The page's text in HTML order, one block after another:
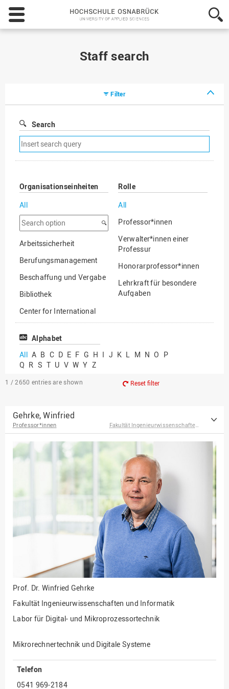
Hochschule
Osnabrück
-
Staff search
Filter
Search
Remove
search
filter
Organisationseinheiten
All
Search
option
Arbeitssicherheit
Berufungsmanagement
Beschaffung und Vergabe
Bibliothek
Center for International
Mobility
Center for International
Chancengerechtigkeit
eLearning Competence
EU-Büro
Fakultät
Agrarwissenschaften und
Landschaftsarchitektur
Fakultät
Ingenieurwissenschaften
und Informatik
Fakultät Management,
Fakultät Wirtschafts- und
Sozialwissenschaften
Forschung, Kooperation,
Drittmittel
Gebäude und Technik
Gesellschaftliches
Gleichstellungsbüro
Hochschulleitung
Rolle
All
Professor*innen
Verwalter*innen einer
Professur
Honorarprofessor*innen
Lehrkraft für besondere
Aufgaben
Professor*innen im
Alphabet
All A B C D E F G H I J K L M N O P
Q R S T U V W Y Z
1 / 2650 entries are shown Reset filter
Gehrke, Winfried
Professor*innen Fakultät Ingenieurwissenschaften und Informatik
Prof. Dr. Winfried Gehrke
Fakultät Ingenieurwissenschaften und Informatik
Labor für Digital- und Mikroprozessortechnik
Mikrorechnertechnik und Digitale Systeme
Telefon
0541 969-2184